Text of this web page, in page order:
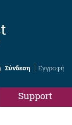
Σύνδεση Εγγραφή
Support